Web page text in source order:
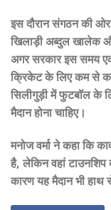
इस दौरान संगठन की
खिलाड़ी अब्दुल खालेक
अगर सरकार इस समय एक
क्रिकेट के लिए कम से
सिलीगुड़ी में फुटबॉल के
मैदान होना चाहिए।
मनोज वर्मा ने कहा कि
है, लेकिन वहां
कारण यह मैदान भी